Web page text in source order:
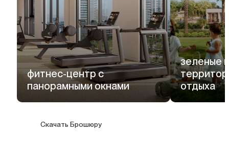
фитнес-центр с
панорамными окнами
зеленые
отдыха
Скачать Брошюру